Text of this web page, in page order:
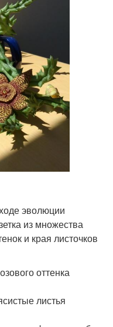
эволюции
из множества
и края листочков
оттенка
листья